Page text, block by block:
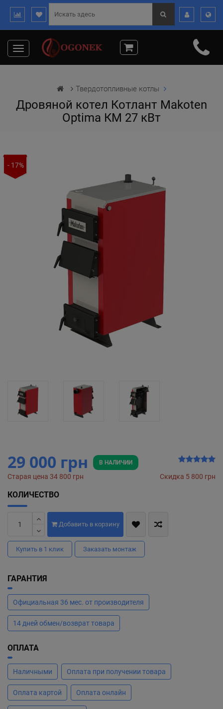
Toggle
navigation
Твердотопливные котлы
Дровяной котел Котлант Makoten
Optima КМ 27 кВт
- 17%
29 000 грн В НАЛИЧИИ
Старая цена 34 800 грн Скидка 5 800 грн
КОЛИЧЕСТВО
Добавить в корзину
Купить в 1 клик Заказать монтаж
ГАРАНТИЯ
Официальная 36 мес. от производителя
14 дней обмен/возврат товара
ОПЛАТА
Наличными Оплата при получении товара
Оплата картой Оплата онлайн